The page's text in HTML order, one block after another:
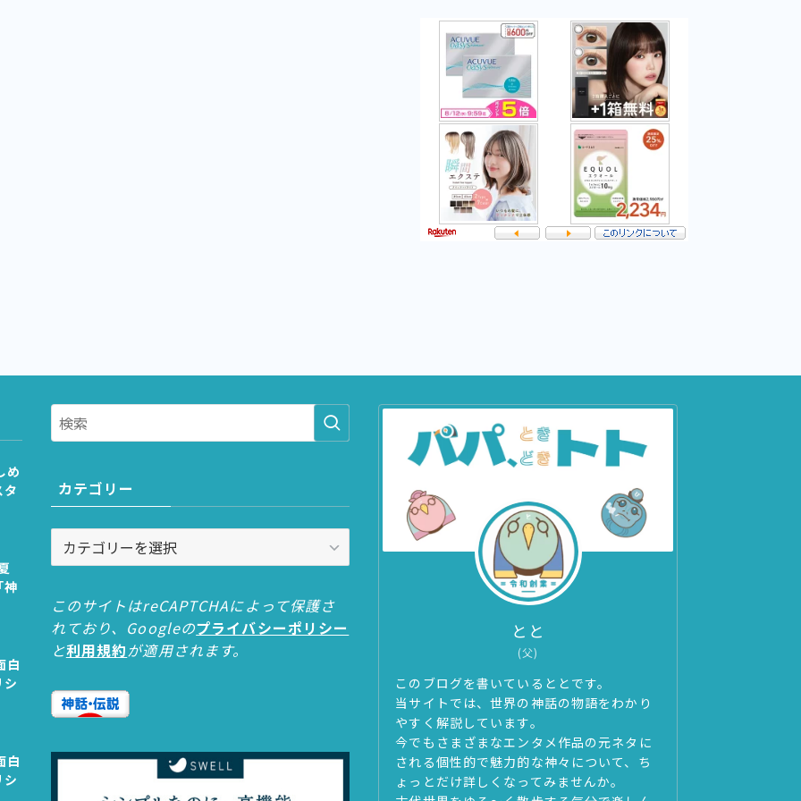
め
神
白
白
カテゴリー
テ
リ
ー
このサイトはreCAPTCHAによって保護さ
れており、Googleのプライバシーポリシー
と利用規約が適用されます。
とと
(父)
このブログを書いているととです。
当サイトでは、世界の神話の物語をわかり
やすく解説しています。
今でもさまざまなエンタメ作品の元ネタに
される個性的で魅力的な神々について、ち
ょっとだけ詳しくなってみませんか。